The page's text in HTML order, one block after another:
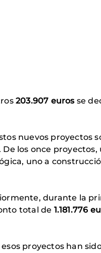
203.907 eurosse
nuevos proyectos
De los once
uno a
durante la
total de 1.181.776
esos proyectos han